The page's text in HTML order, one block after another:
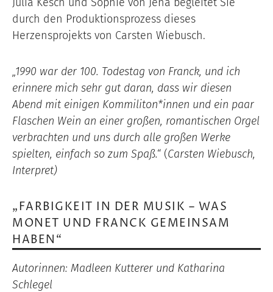
durch den Produktionsprozess dieses
Herzensprojekts von Carsten Wiebusch.
„1990 war der 100. Todestag von Franck, und ich
erinnere mich sehr gut daran, dass wir diesen
Abend mit einigen Kommiliton*innen und ein paar
Flaschen Wein an einer großen, romantischen Orgel
verbrachten und uns durch alle großen Werke
spielten, einfach so zum Spaß.“ (Carsten Wiebusch,
Interpret)
„FARBIGKEIT IN DER MUSIK – WAS
MONET UND FRANCK GEMEINSAM
HABEN“
Autorinnen: Madleen Kutterer und Katharina
Schlegel